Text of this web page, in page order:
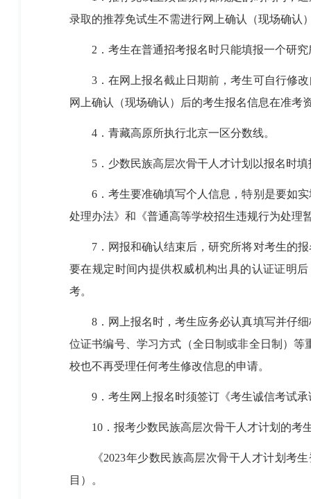
录取的推荐免试生不需进行网上确认（现场确认
2 ．考生在普通招考报名时只能填报一个研
3 ．在网上报名截止日期前，考生可自行修
网上确认（现场确认）后的考生报名信息在准
4 ．青藏高原所执行北京一区分数线。
5 ．少数民族高层次骨干人才计划以报名时
6 ．考生要准确填写个人信息，特别是要如
处理办法》和《普通高等学校招生违规行为处理
7 ．网报和确认结束后，研究所将对考生的
要在规定时间内提供权威机构出具的认证证明
考。
8 ．网上报名时，考生应务必认真填写并仔
位证书编号、学习方式（全日制或非全日制）
校也不再受理任何考生修改信息的申请。
9 ．考生网上报名时须签订《考生诚信考试
10 ．报考少数民族高层次骨干人才计划的
《2023年少数民族高层次骨干人才计划考
目）。